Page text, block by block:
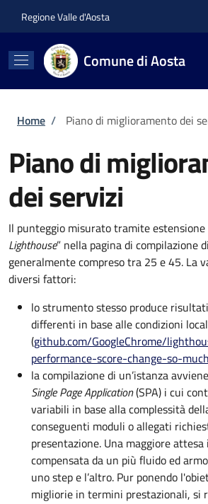
Regione Valle d'Aosta
Comune di Aosta
Briciole di pane
Home / Piano di miglioramento dei
Piano di
dei servizi
Il punteggio misurato tramite estensione
Lighthouse” nella pagina di compilazione
generalmente compreso tra 25 e 45. La
diversi fattori:
lo strumento stesso produce
differenti in base alle condizioni
(github.com/GoogleChrome/
performance-score-change-so-much
la compilazione di un’istanza
Single Page Application(SPA) i cui
variabili in base alla complessità
conseguenti moduli o allegati
presentazione. Una maggiore
compensata da un più fluido ed
uno step e l’altro. Pur ponendo
migliorie in termini prestazionali, si